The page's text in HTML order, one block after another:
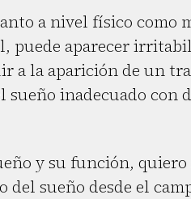
a nivel físico como
puede aparecer
a la aparición de un
inadecuado con
y su función,
sueño desde el